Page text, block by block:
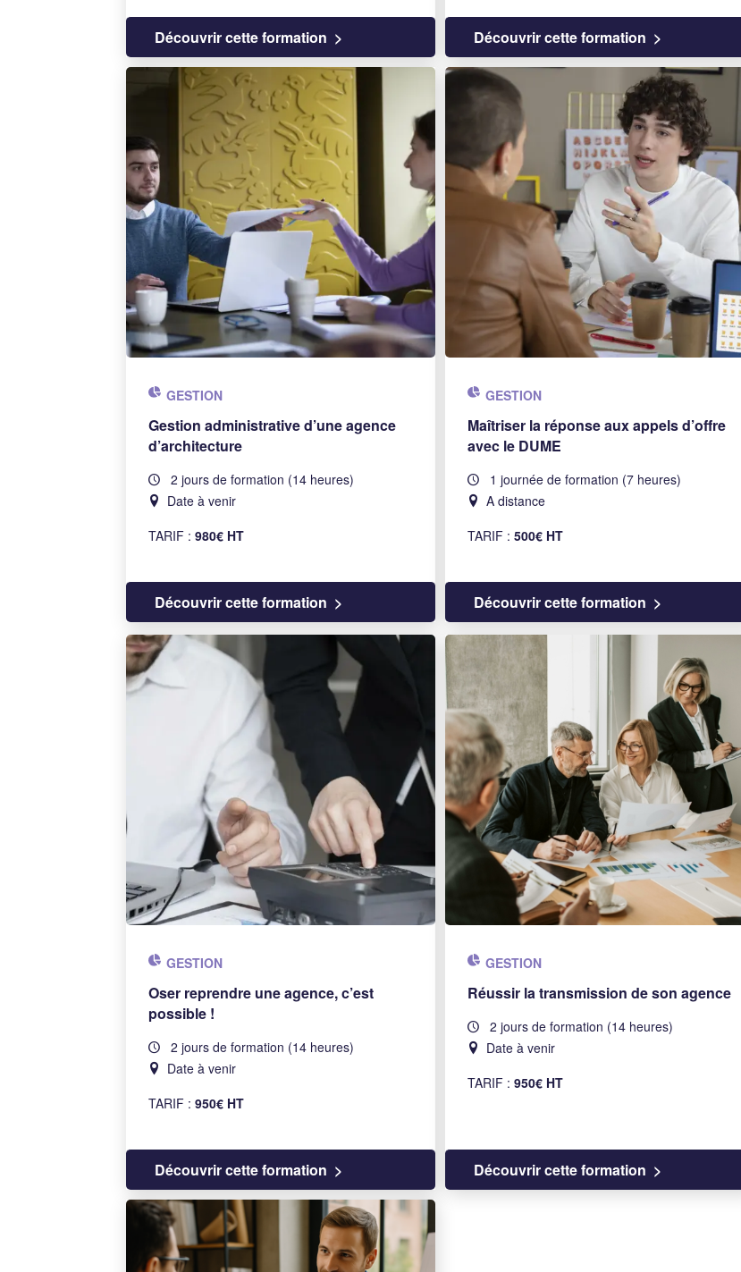
Découvrir cette formation Découvrir cette formation
GESTION
Gestion administrative d’une agence
d’architecture
2 jours de formation (14 heures)
Date à venir
TARIF : 980€ HT
Découvrir cette formation
GESTION
Maîtriser la réponse aux appels d’offre
avec le DUME
1 journée de formation (7 heures)
A distance
TARIF : 500€ HT
Découvrir cette formation
GESTION
Oser reprendre une agence, c’est
possible !
2 jours de formation (14 heures)
Date à venir
TARIF : 950€ HT
Découvrir cette formation
GESTION
Réussir la transmission de son agence
2 jours de formation (14 heures)
Date à venir
TARIF : 950€ HT
Découvrir cette formation